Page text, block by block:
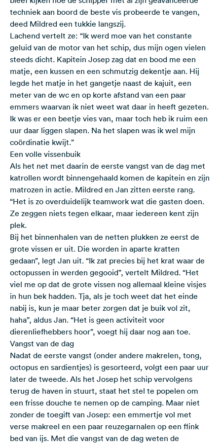
techniek aan boord de beste vis probeerde te vangen,
deed Mildred een tukkie langszij.
Lachend vertelt ze: “Ik werd moe van het constante
geluid van de motor van het schip, dus mijn ogen vielen
steeds dicht. Kapitein Josep zag dat en bood me een
matje, een kussen en een schmutzig dekentje aan. Hij
legde het matje in het gangetje naast de kajuit, een
meter van de wc en op korte afstand van een paar
emmers waarvan ik niet weet wat daar in heeft gezeten.
Ik was er een beetje vies van, maar toch heb ik ruim een
uur daar liggen slapen. Na het slapen was ik wel mijn
coördinatie kwijt.”
Een volle vissenbuik
Als het net met daarin de eerste vangst van de dag met
katrollen wordt binnengehaald komen de kapitein en zijn
matrozen in actie. Mildred en Jan zitten eerste rang.
“Het is zo overduidelijk teamwork wat die gasten doen.
Ze zeggen niets tegen elkaar, maar iedereen kent zijn
plek.
Bij het binnenhalen van de netten plukken ze eerst de
grote vissen er uit. Die worden in aparte kratten
gedaan”, legt Jan uit. “Ik zat precies bij het krat waar de
octopussen in werden gegooid”, vertelt Mildred. “Het
viel me op dat de grote vissen nog allemaal kleine visjes
in hun bek hadden. Tja, als je toch weet dat het einde
nabij is, kun je maar beter zorgen dat je buik vol zit,
haha”, aldus Jan. “Het is geen activiteit voor
dierenliefhebbers hoor”, voegt hij daar nog aan toe.
Vangst van de dag
Nadat de eerste vangst (onder andere makrelen, tong,
octopus en sardientjes) is gesorteerd, volgt een paar uur
later de tweede. Als het Josep het schip vervolgens
terug de haven in stuurt, staat het stel te popelen om
een frisse douche te nemen op de camping. Maar niet
zonder de toegift van Josep: een emmertje vol met
verse makreel en een paar reuzegarnalen op een flink
bed van ijs. Met die vangst van de dag weten de